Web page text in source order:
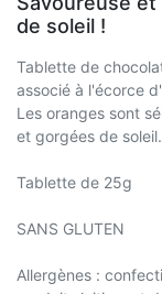
de soleil !
Tablette de
associé à l'écorce
Les oranges sont
et gorgées de soleil.
Tablette de 25g
SANS GLUTEN
Allergènes :